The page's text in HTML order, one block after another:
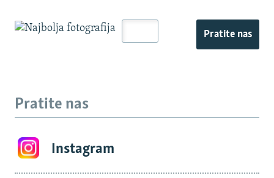
Pratite nas
Pratite nas
Instagram